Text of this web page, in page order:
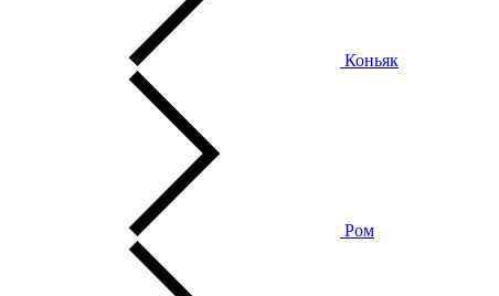
Коньяк
Ром